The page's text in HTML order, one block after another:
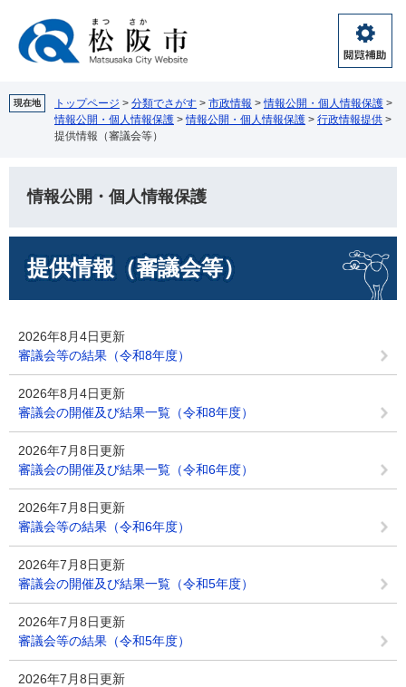
閲
覧
助
現在地 トップページ > 分類でさがす > 市政情報 >情報公開・個人情報保護 >
情報公開・個人情報保護 >情報公開・個人情報保護 > 行政情報提供 >
提供情報（審議会等）
情報公開・個人情報保護
提供情報（審議会等）
2026年8月4日更新
審議会等の結果（令和8年度）
2026年8月4日更新
審議会の開催及び結果一覧（令和8年度）
2026年7月8日更新
審議会の開催及び結果一覧（令和6年度）
2026年7月8日更新
審議会等の結果（令和6年度）
2026年7月8日更新
審議会の開催及び結果一覧（令和5年度）
2026年7月8日更新
審議会等の結果（令和5年度）
2026年7月8日更新